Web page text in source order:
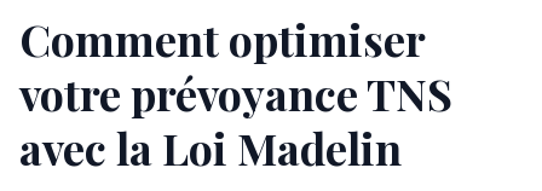
Comment optimiser
votre prévoyance TNS
avec la Loi Madelin